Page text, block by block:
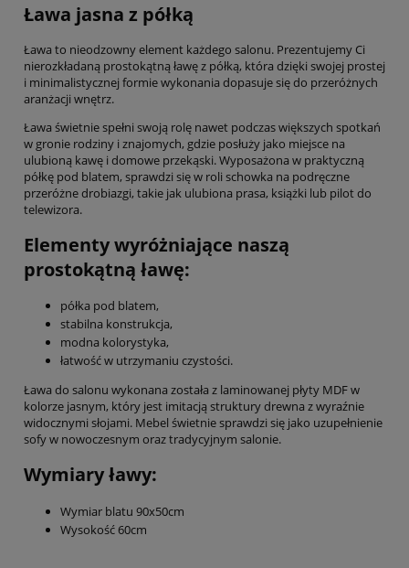
Ława jasna z półką
Ława to nieodzowny element każdego salonu. Prezentujemy Ci
nierozkładaną prostokątną ławę z półką, która dzięki swojej prostej
i minimalistycznej formie wykonania dopasuje się do przeróżnych
aranżacji wnętrz.
Ława świetnie spełni swoją rolę nawet podczas większych spotkań
w gronie rodziny i znajomych, gdzie posłuży jako miejsce na
ulubioną kawę i domowe przekąski. Wyposażona w praktyczną
półkę pod blatem, sprawdzi się w roli schowka na podręczne
przeróżne drobiazgi, takie jak ulubiona prasa, książki lub pilot do
telewizora.
Elementy wyróżniające naszą
prostokątną ławę:
półka pod blatem,
stabilna konstrukcja,
modna kolorystyka,
łatwość w utrzymaniu czystości.
Ława do salonu wykonana została z laminowanej płyty MDF w
kolorze jasnym, który jest imitacją struktury drewna z wyraźnie
widocznymi słojami. Mebel świetnie sprawdzi się jako uzupełnienie
sofy w nowoczesnym oraz tradycyjnym salonie.
Wymiary ławy:
Wymiar blatu 90x50cm
Wysokość 60cm